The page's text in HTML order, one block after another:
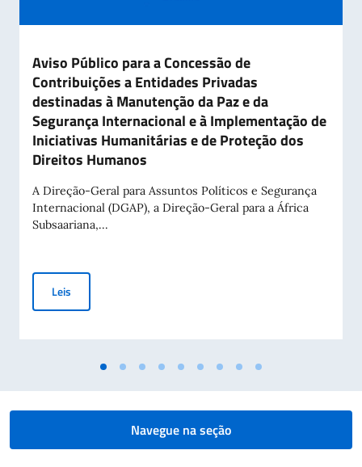
Aviso Público para a Concessão de
Contribuições a Entidades Privadas
destinadas à Manutenção da Paz e da
Segurança Internacional e à Implementação de
Iniciativas Humanitárias e de Proteção dos
Direitos Humanos
A Direção-Geral para Assuntos Políticos e Segurança
Internacional (DGAP), a Direção-Geral para a África
Subsaariana,...
Leis
Navegue na seção